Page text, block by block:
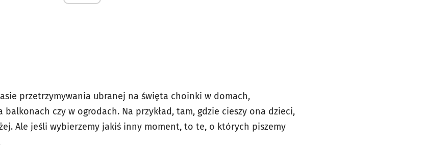
przetrzymywania ubranej na święta choinki w domach,
balkonach czy w ogrodach. Na przykład, tam, gdzie cieszy ona dzieci,
Ale jeśli wybierzemy jakiś inny moment, to te, o których piszemy